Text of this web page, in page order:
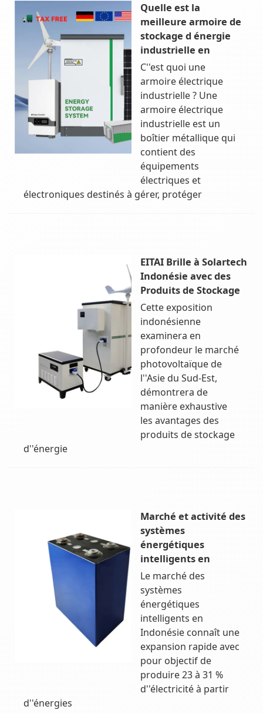
Quelle est la
meilleure armoire de
stockage d énergie
industrielle en
C''est quoi une
armoire électrique
industrielle ? Une
armoire électrique
industrielle est un
boîtier métallique qui
contient des
équipements
électriques et
électroniques destinés à gérer, protéger
EITAI Brille à Solartech
Indonésie avec des
Produits de Stockage
Cette exposition
indonésienne
examinera en
profondeur le marché
photovoltaïque de
l''Asie du Sud-Est,
démontrera de
manière exhaustive
les avantages des
produits de stockage
d''énergie
Marché et activité des
systèmes
énergétiques
intelligents en
Le marché des
systèmes
énergétiques
intelligents en
Indonésie connaît une
expansion rapide avec
pour objectif de
produire 23 à 31 %
d''électricité à partir
d''énergies